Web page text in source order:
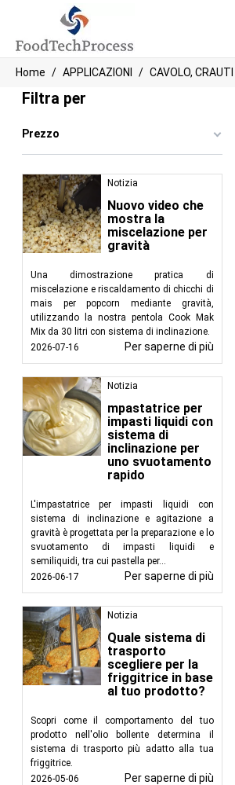
Home APPLICAZIONI CAVOLO, CRAUTI
Filtra per
Prezzo
Notizia
Nuovo video che
mostra la
miscelazione per
gravità
Una dimostrazione pratica di
miscelazione e riscaldamento di chicchi di
mais per popcorn mediante gravità,
utilizzando la nostra pentola Cook Mak
Mix da 30 litri con sistema di inclinazione.
2026-07-16
Per saperne di più
Notizia
mpastatrice per
impasti liquidi con
sistema di
inclinazione per
uno svuotamento
rapido
L'impastatrice per impasti liquidi con
sistema di inclinazione e agitazione a
gravità è progettata per la preparazione e lo
svuotamento di impasti liquidi e
semiliquidi, tra cui pastella per...
2026-06-17
Per saperne di più
Notizia
Quale sistema di
trasporto
scegliere per la
friggitrice in base
al tuo prodotto?
Scopri come il comportamento del tuo
prodotto nell'olio bollente determina il
sistema di trasporto più adatto alla tua
friggitrice.
2026-05-06
Per saperne di più